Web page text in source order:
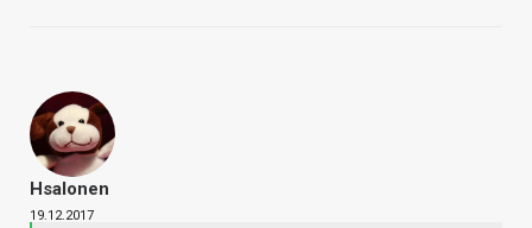
Hsalonen
19.12.2017